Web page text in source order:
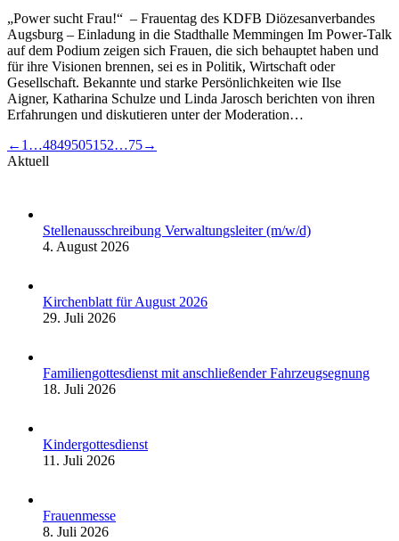
„Power sucht Frau!“ – Frauentag des KDFB Diözesanverbandes
Augsburg – Einladung in die Stadthalle Memmingen Im Power-Talk
auf dem Podium zeigen sich Frauen, die sich behauptet haben und
für ihre Visionen brennen, sei es in Politik, Wirtschaft oder
Gesellschaft. Bekannte und starke Persönlichkeiten wie Ilse
Aigner, Katharina Schulze und Linda Jarosch berichten von ihren
Erfahrungen und diskutieren unter der Moderation…
← 1 …48495051 52…75→
Aktuell
Stellenausschreibung Verwaltungsleiter (m/w/d)
4. August 2026
Kirchenblatt für August 2026
29. Juli 2026
Familiengottesdienst mit anschließender Fahrzeugsegnung
18. Juli 2026
Kindergottesdienst
11. Juli 2026
Frauenmesse
8. Juli 2026